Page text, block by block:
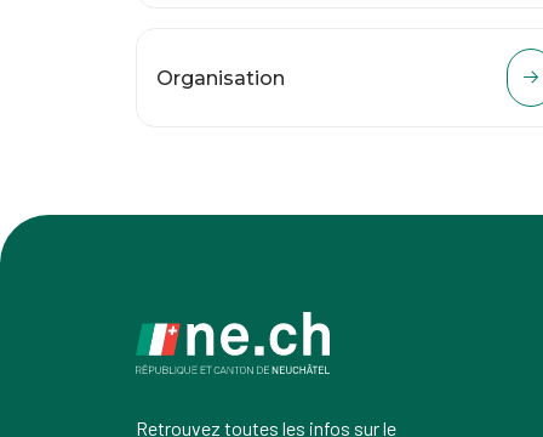
Organisation
Retrouvez toutes les infos sur le